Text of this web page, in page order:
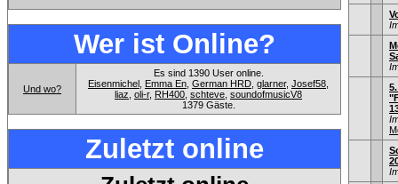
Wer ist Online?
Und wo?
Es sind 1390 User online.
Eisenmichel Emma En German HRD glarner, Josef58
liaz oli-r, RH400 schteve soundofmusicV8
1379 Gäste.
Zuletzt online